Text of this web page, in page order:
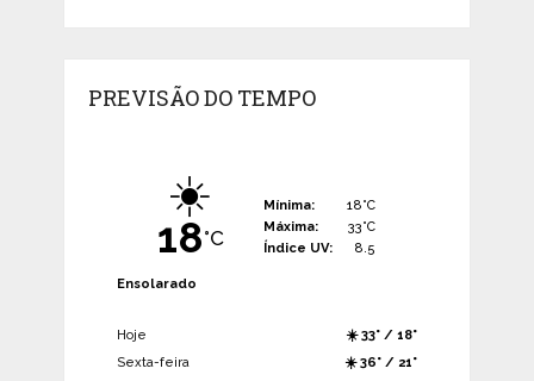
PREVISÃO DO TEMPO
☀️
18°C
Mínima:
18°C
Máxima:
33°C
Índice UV:
8.5
Ensolarado
Hoje
☀️ 33° / 18°
Sexta-feira
☀️ 36° / 21°